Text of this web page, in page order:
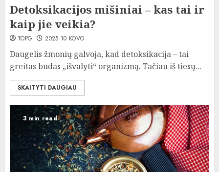
Detoksikacijos mišiniai – kas tai ir
kaip jie veikia?
TOPG 2025 10 KOVO
Daugelis žmonių galvoja, kad detoksikacija – tai
greitas būdas „išvalyti“ organizmą. Tačiau iš tiesų...
SKAITYTI DAUGIAU
3 min read